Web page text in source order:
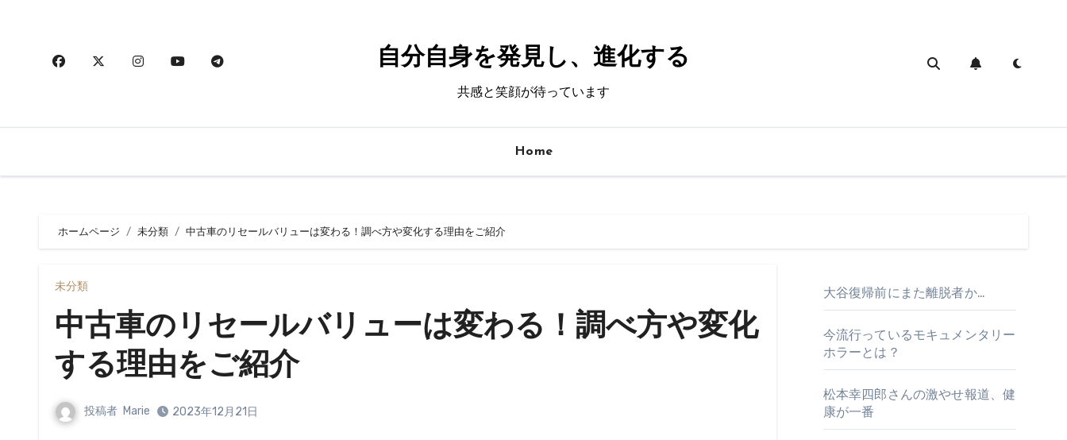
自分自身を発見し、進化する
共感と笑顔が待っています
Home
ホームページ 未分類 中古車のリセールバリューは変わる！調べ方や変化する理由をご紹介
未分類
中古車のリセールバリューは変わる！調べ方や変化
する理由をご紹介
投稿者 Marie 2023年12月21日
大谷復帰前にまた離脱者か…
今流行っているモキュメンタリー
ホラーとは？
松本幸四郎さんの激やせ報道、健
康が一番